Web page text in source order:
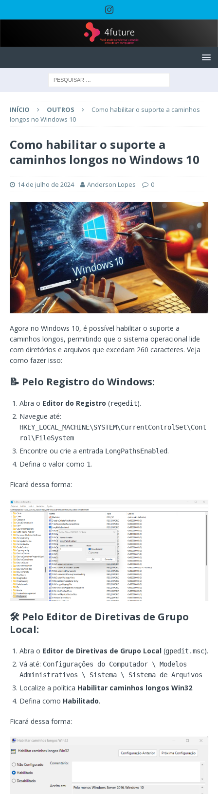
INÍCIO OUTROS
Como habilitar o suporte a caminhos
longos no Windows 10
Como habilitar o suporte a
caminhos longos no Windows 10
14 de julho de 2024 Anderson Lopes 0
Agora no Windows 10, é possível habilitar o suporte a
caminhos longos, permitindo que o sistema operacional lide
com diretórios e arquivos que excedam 260 caracteres. Veja
como fazer isso:
📝 Pelo Registro do Windows:
Abra o Editor do Registro (regedit).
Navegue até:
HKEY_LOCAL_MACHINE\SYSTEM\CurrentControlSet\Cont
rol\FileSystem
Encontre ou crie a entrada LongPathsEnabled.
Defina o valor como 1.
Ficará dessa forma:
🛠️ Pelo Editor de Diretivas de Grupo
Local:
Abra o Editor de Diretivas de Grupo Local (gpedit.msc).
Vá até: Configurações do Computador \ Modelos
Administrativos \ Sistema \ Sistema de Arquivos
Localize a política Habilitar caminhos longos Win32.
Defina como Habilitado.
Ficará dessa forma: